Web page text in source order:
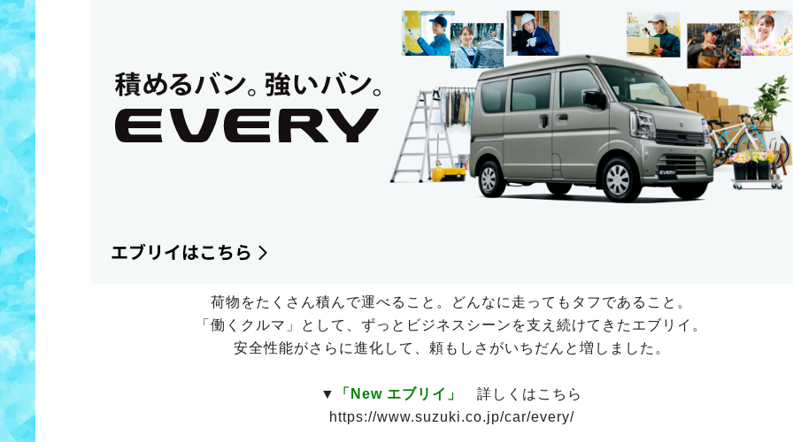
荷物をたくさん積んで運べること。どんなに走ってもタフであること。
「働くクルマ」として、ずっとビジネスシーンを支え続けてきたエブリイ。
安全性能がさらに進化して、頼もしさがいちだんと増しました。
▼ 「New エブリイ」
詳しくはこちら
https://www.suzuki.co.jp/car/every/